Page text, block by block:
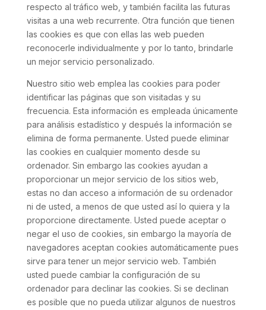
respecto al tráfico web, y también facilita las futuras
visitas a una web recurrente. Otra función que tienen
las cookies es que con ellas las web pueden
reconocerle individualmente y por lo tanto, brindarle
un mejor servicio personalizado.
Nuestro sitio web emplea las cookies para poder
identificar las páginas que son visitadas y su
frecuencia. Esta información es empleada únicamente
para análisis estadístico y después la información se
elimina de forma permanente. Usted puede eliminar
las cookies en cualquier momento desde su
ordenador. Sin embargo las cookies ayudan a
proporcionar un mejor servicio de los sitios web,
estas no dan acceso a información de su ordenador
ni de usted, a menos de que usted así lo quiera y la
proporcione directamente. Usted puede aceptar o
negar el uso de cookies, sin embargo la mayoría de
navegadores aceptan cookies automáticamente pues
sirve para tener un mejor servicio web. También
usted puede cambiar la configuración de su
ordenador para declinar las cookies. Si se declinan
es posible que no pueda utilizar algunos de nuestros